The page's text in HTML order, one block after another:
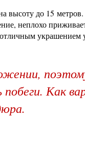
высоту до 15
неплохо
украшением
побеги. Как